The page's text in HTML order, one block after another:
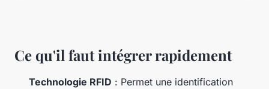
Ce qu'il faut intégrer rapidement
Technologie RFID : Permet une identification